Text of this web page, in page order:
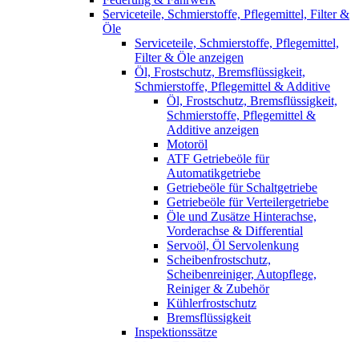
Serviceteile, Schmierstoffe, Pflegemittel, Filter &
Öle
Serviceteile, Schmierstoffe, Pflegemittel,
Filter & Öle anzeigen
Öl, Frostschutz, Bremsflüssigkeit,
Schmierstoffe, Pflegemittel & Additive
Öl, Frostschutz, Bremsflüssigkeit,
Schmierstoffe, Pflegemittel &
Additive anzeigen
Motoröl
ATF Getriebeöle für
Automatikgetriebe
Getriebeöle für Schaltgetriebe
Getriebeöle für Verteilergetriebe
Öle und Zusätze Hinterachse,
Vorderachse & Differential
Servoöl, Öl Servolenkung
Scheibenfrostschutz,
Scheibenreiniger, Autopflege,
Reiniger & Zubehör
Kühlerfrostschutz
Bremsflüssigkeit
Inspektionssätze